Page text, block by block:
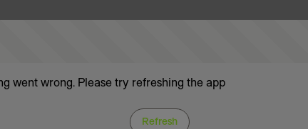
went wrong. Please try refreshing the app
Refresh